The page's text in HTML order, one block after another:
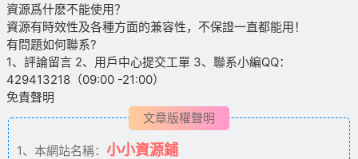
資源爲什麽不能使用？
資源有時效性及各種方面的兼容性，不保證一直都能用！
有問題如何聯系?
1、評論留言 2、用戶中心提交工單 3、聯系小編QQ：
429413218（09:00 -21:00）
免責聲明
文章版權聲明
1、本網站名稱： 小小資源鋪